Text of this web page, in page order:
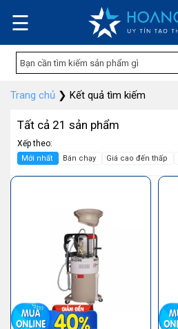
☰
Trang chủ ❯ Kết quả tìm kiếm
Tất cả 21 sản phẩm
Xếp theo:
Mới nhất Bán chạy Giá cao đến thấp